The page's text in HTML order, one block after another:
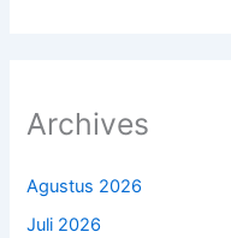
Archives
Agustus 2026
Juli 2026